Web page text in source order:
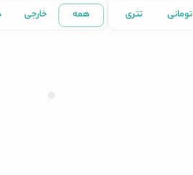
تومانی تتری همه خارجی